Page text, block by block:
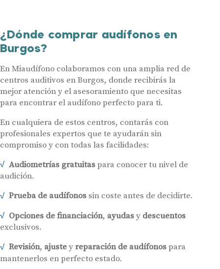
¿Dónde comprar audífonos en
Burgos?
En Miaudífono colaboramos con una amplia red de
centros auditivos en Burgos, donde recibirás la
mejor atención y el asesoramiento que necesitas
para encontrar el audífono perfecto para ti.
En cualquiera de estos centros, contarás con
profesionales expertos que te ayudarán sin
compromiso y con todas las facilidades:
Audiometrías gratuitaspara conocer tu nivel de
audición.
Prueba de audífonossin coste antes de decidirte.
Opciones de financiación, ayudasy descuentos
exclusivos.
Revisión, ajusteyreparación de audífonospara
mantenerlos en perfecto estado.